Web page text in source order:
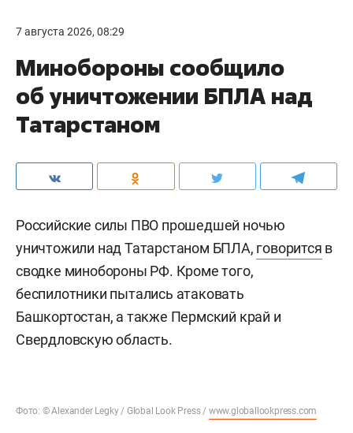
7 августа 2026, 08:29
Минобороны сообщило
об уничтожении БПЛА над
Татарстаном
Российские силы ПВО прошедшей ночью
уничтожили над Татарстаном БПЛА, говорится в
сводке минобороны РФ. Кроме того,
беспилотники пытались атаковать
Башкортостан, а также Пермский край и
Свердловскую область.
Фото: © Alexander Legky / Global Look Press / www.globallookpress.com